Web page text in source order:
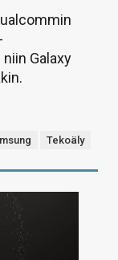
Galaxy
Tekoäly